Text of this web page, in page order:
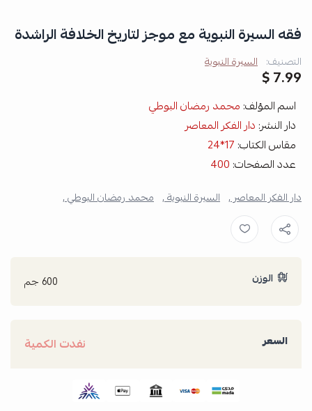
فقه السيرة النبوية مع موجز لتاريخ الخلافة الراشدة
التصنيف: السيرة النبوية
7.99 $
اسم المؤلف: محمد رمضان البوطي
دار النشر: دار الفكر المعاصر
مقاس الكتاب: 17*24
عدد الصفحات: 400
دار الفكر المعاصر , السيرة النبوية , محمد رمضان البوطي ,
الوزن 600 جم
السعر نفدت الكمية